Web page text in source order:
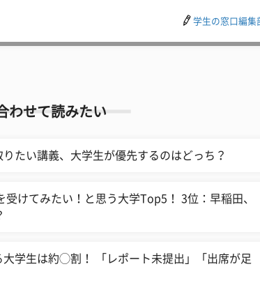
学生の窓口編集
わせて読みたい
たい講義、大学生が優先するのはどっち？
けてみたい！と思う大学Top5！ 3位：早稲田、
学生は約◯割！ 「レポート未提出」「出席が足